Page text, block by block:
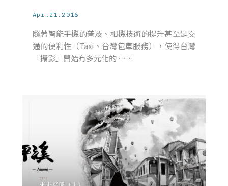
Apr.21.2016
隨著智能手機的普及、相機技術的提升甚至是交
通的便利性（Taxi、台灣包車服務），使得台灣
「攝影」開始有多元化的 ……